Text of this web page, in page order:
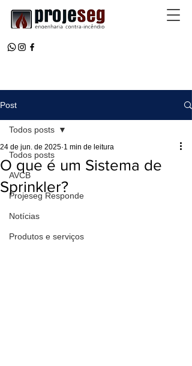
Post
Todos posts
AVCB
Projeseg Responde
Notícias
Produtos e serviços
Todos posts
O que é um Sistema de
Sprinkler?
24 de jun. de 2025 1 min de leitura